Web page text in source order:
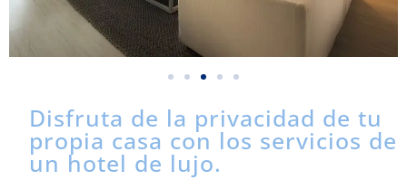
Disfruta de la privacidad de tu
propia casa con los servicios de
un hotel de lujo.